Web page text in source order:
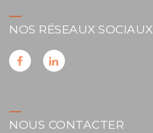
NOS RÉSEAUX SOCIAUX
NOUS CONTACTER